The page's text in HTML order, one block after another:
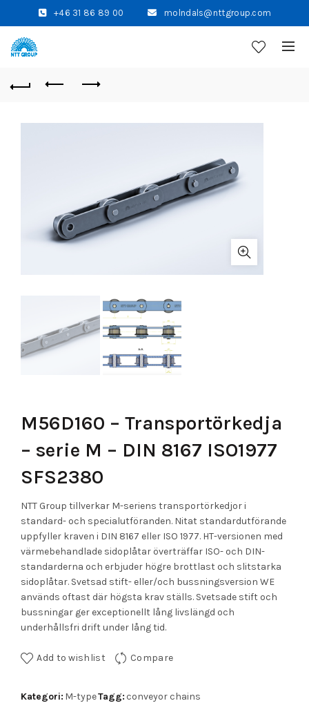
+46 31 86 89 00 molndals@nttgroup.com
M56D160 – Transportörkedja
– serie M – DIN 8167 ISO1977
SFS2380
NTT Group tillverkar M-seriens transportörkedjor i
standard- och specialutföranden. Nitat standardutförande
uppfyller kraven i DIN 8167 eller ISO 1977. HT-versionen med
värmebehandlade sidoplåtar överträffar ISO- och DIN-
standarderna och erbjuder högre brottlast och slitstarka
sidoplåtar. Svetsad stift- eller/och bussningsversion WE
används oftast där högsta krav ställs. Svetsade stift och
bussningar ger exceptionellt lång livslängd och
underhållsfri drift under lång tid.
Add to wishlist Compare
Kategori: M-typeTagg: conveyor chains